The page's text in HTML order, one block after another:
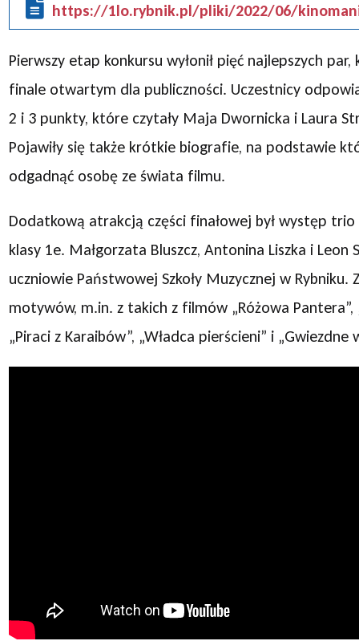
https://1lo.rybnik.pl/pliki/2022/06/
Pierwszy etap konkursu wyłonił pięć najlepszych
finale otwartym dla publiczności. Uczestnicy
2 i 3 punkty, które czytały Maja Dwornicka i Laura
Pojawiły się także krótkie biografie, na podstawie
odgadnąć osobę ze świata filmu.
Dodatkową atrakcją części finałowej był występ trio
klasy 1e. Małgorzata Bluszcz, Antonina Liszka i
uczniowie Państwowej Szkoły Muzycznej w Rybniku.
motywów, m.in. z takich z filmów „Różowa Pantera”,
„Piraci z Karaibów”, „Władca pierścieni” i „Gwiezdne